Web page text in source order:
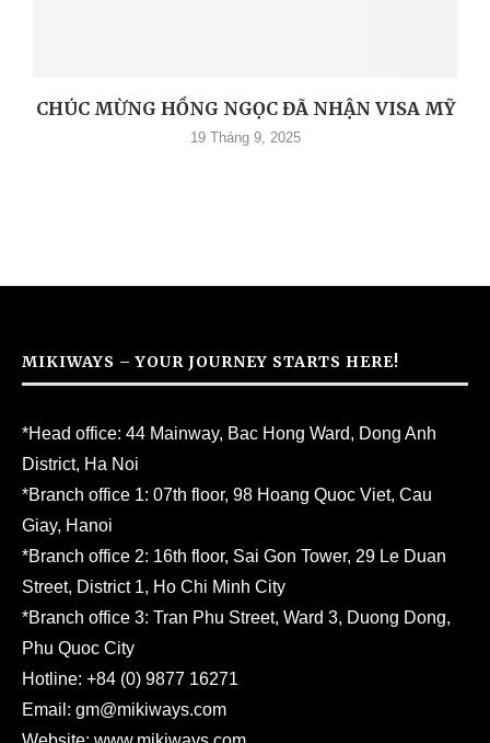
CHÚC MỪNG HỒNG NGỌC ĐÃ NHẬN VISA MỸ
19 Tháng 9, 2025
MIKIWAYS – YOUR JOURNEY STARTS HERE!
*Head office: 44 Mainway, Bac Hong Ward, Dong Anh
District, Ha Noi
*Branch office 1: 07th floor, 98 Hoang Quoc Viet, Cau
Giay, Hanoi
*Branch office 2: 16th floor, Sai Gon Tower, 29 Le Duan
Street, District 1, Ho Chi Minh City
*Branch office 3: Tran Phu Street, Ward 3, Duong Dong,
Phu Quoc City
Hotline: +84 (0) 9877 16271
Email: gm@mikiways.com